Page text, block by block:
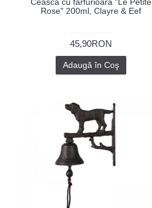
Rose" 200ml, Clayre & Eef
45,90RON
Adaugă în Coş